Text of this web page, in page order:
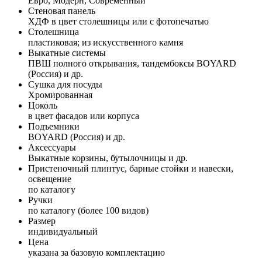
Стеновая панель
ХДФ в цвет столешницы или с фотопечатью
Столешница
пластиковая; из искусственного камня
Выкатные системы
ПВШ полного открывания, тандембоксы BOYARD
(Россия) и др.
Сушка для посуды
Хромированная
Цоколь
в цвет фасадов или корпуса
Подъемники
BOYARD (Россия) и др.
Аксессуары
Выкатные корзины, бутылочницы и др.
Пристеночный плинтус, барные стойки и навески,
освещение
по каталогу
Ручки
по каталогу (более 100 видов)
Размер
индивидуальный
Цена
указана за базовую комплектацию